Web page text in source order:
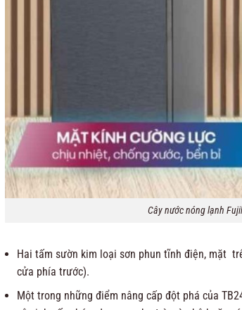
Cây nước nóng lạnh
Hai tấm sườn kim loại sơn phun tĩnh điện, mặt
cửa phía trước).
Một trong những điểm nâng cấp đột phá của